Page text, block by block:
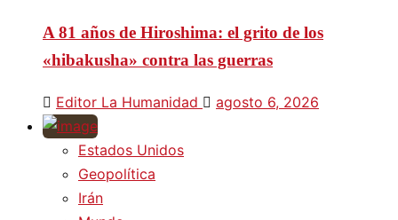
A 81 años de Hiroshima: el grito de los
«hibakusha» contra las guerras
Editor La Humanidad agosto 6, 2026
Estados Unidos
Geopolítica
Irán